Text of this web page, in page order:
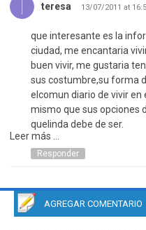
teresa 13/07/2011 at
que interesante es la
ciudad, me encantaria
buen vivir, me gustaria
sus costumbre,su forma
elcomun diario de vivir en
mismo que sus opciones
quelinda debe de ser.
Leer más ...
Responder
AGREGAR COMENTARIO